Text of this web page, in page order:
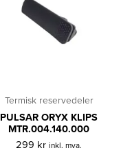
Termisk reservedeler
PULSAR ORYX KLIPS
MTR.004.140.000
299 kr inkl. mva.